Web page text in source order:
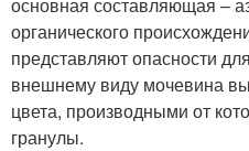
органического
представляют опасности
внешнему виду мочевина
цвета, производными от
гранулы.